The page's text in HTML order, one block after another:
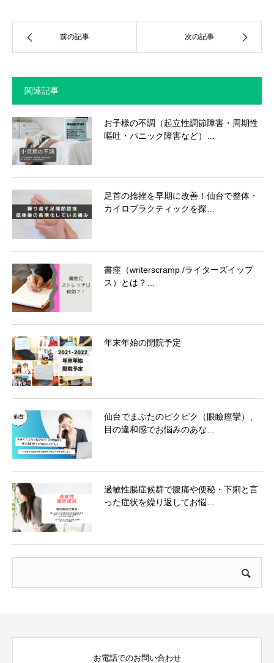
前の記事 次の記事
関連記事
お子様の不調（起立性調節障害・周期性
嘔吐・パニック障害など）…
足首の捻挫を早期に改善！仙台で整体・
カイロプラクティックを探…
書痙（writerscramp /ライターズイップ
ス）とは？…
年末年始の開院予定
仙台でまぶたのピクピク（眼瞼痙攣）、
目の違和感でお悩みのあな…
過敏性腸症候群で腹痛や便秘・下痢と言
った症状を繰り返してお悩…
お電話でのお問い合わせ